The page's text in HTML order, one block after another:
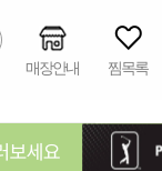
매장안내 찜목록